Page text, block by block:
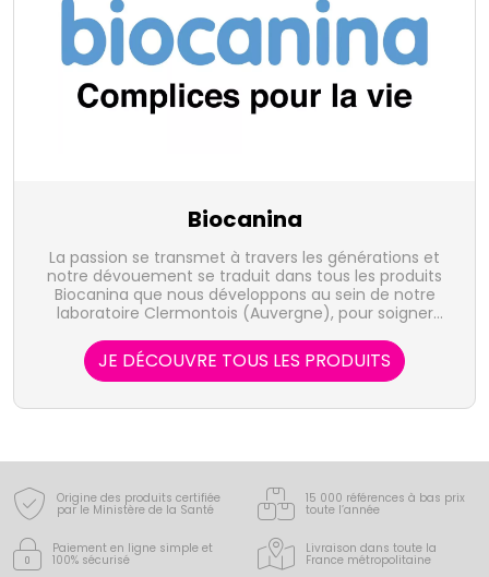
Biocanina
La passion se transmet à travers les générations et
notre dévouement se traduit dans tous les produits
Biocanina que nous développons au sein de notre
laboratoire Clermontois (Auvergne), pour soigner
qu'ils méritent.
JE DÉCOUVRE TOUS LES PRODUITS
Origine des produits certifiée
par le Ministère de la Santé
15 000 références à bas prix
toute l’année
Paiement en ligne simple et
100% sécurisé
Livraison dans toute la
France métropolitaine